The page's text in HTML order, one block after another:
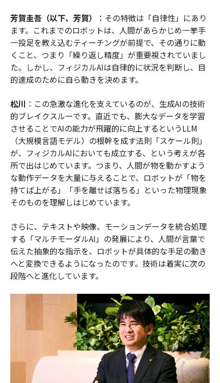
芳賀圭吾（以下、芳賀）
：その特徴は「自律性」にあり
ます。これまでのロボットは、人間があらかじめ一挙手
一投足を教え込むティーチングが前提で、その通りに動
くこと、つまり「繰り返し精度」が重要視されていまし
た。しかし、フィジカルAIは自律的に状況を判断し、目
的達成のために自ら動きを決めます。
松川 ：この急激な進化を支えているのが、生成AIの技術
的ブレイクスルーです。直近でも、膨大なデータを学習
させることでAIの能力が飛躍的に向上するというLLM
（大規模言語モデル）の根幹を成す法則「スケール則」
が、フィジカルAIにおいても成立する、という考えが各
所で出はじめています。つまり、人間が物を動かすよう
な動作データを大量に与えることで、ロボットが「物を
持てば上がる」「手を離せば落ちる」といった物理現象
そのものを理解しはじめています。
さらに、テキストや映像、モーションデータを統合処理
する「マルチモーダルAI」の発展により、人間が言葉で
伝えた抽象的な指示を、ロボットが具体的な手足の動き
へと変換できるようになったのです。技術は着実に次の
段階へと進化しています。